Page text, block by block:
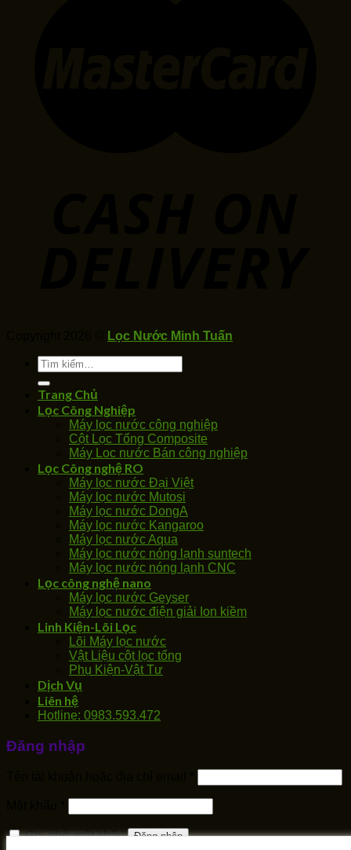
Lọc Nước Minh Tuấn
Tìm
kiếm:
Trang Chủ
Lọc Công Nghiệp
Máy lọc nước công nghiệp
Cột Lọc Tổng Composite
Máy Loc nước Bán công nghiệp
Lọc Công nghệ RO
Máy lọc nước Đại Việt
Máy lọc nước Mutosi
Máy lọc nước DongA
Máy lọc nước Kangaroo
Máy lọc nước Aqua
Máy lọc nước nóng lạnh suntech
Máy lọc nước nóng lạnh CNC
Lọc công nghệ nano
Máy lọc nước Geyser
Máy lọc nước điện giải Ion kiềm
Linh Kiện-Lõi Lọc
Lõi Máy lọc nước
Vật Liệu cột lọc tổng
Phụ Kiện-Vật Tư
Dịch Vụ
Liên hệ
Hotline: 0983.593.472
Đăng nhập
Ghi nhớ mật khẩu Đăng nhập